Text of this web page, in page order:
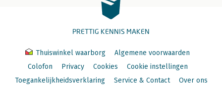
PRETTIG KENNIS MAKEN
Thuiswinkel waarborg
Algemene voorwaarden
Colofon
Privacy Cookies
Cookie instellingen
Toegankelijkheidsverklaring
Service & Contact Over ons